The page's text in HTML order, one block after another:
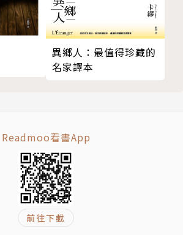
林天氣晴嗎？》榮獲第9屆Twitter
、2019年本屋大賞第3名，並入圍
21屆大藪春彥獎。
學碩士。從生技界轉行而來，一頭栽
現為專職譯者。譯有《極簡溝通》、
有閒？》、《別去死啊！被霸凌不是
這裡，能呼吸嗎？》、《她的L：騙
多數。
異鄉人：最值得珍藏的
名家譯本
Readmoo看書App
前往下載